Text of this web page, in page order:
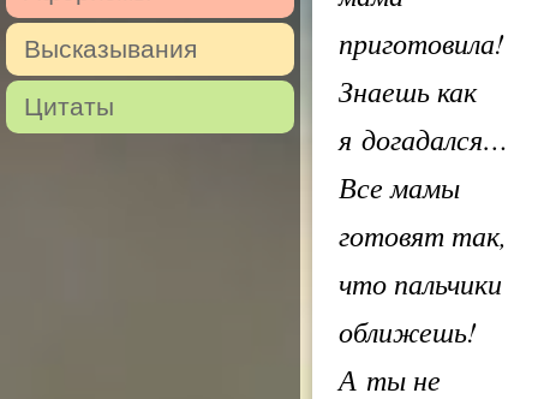
Высказывания
Цитаты
приготовила!
Знаешь как
я догадался…
Все мамы
готовят так,
что пальчики
оближешь!
А ты не